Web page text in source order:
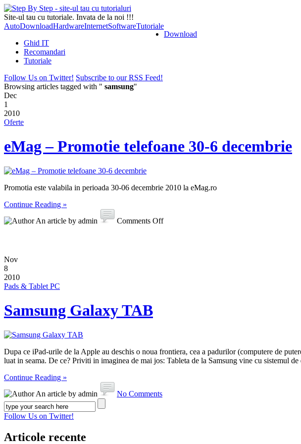
Site-ul tau cu tutoriale. Invata de la noi !!!
AutoDownloadHardwareInternetSoftwareTutoriale
Download
Ghid IT
Recomandari
Tutoriale
Follow Us on Twitter! Subscribe to our RSS Feed!
Browsing articles tagged with " samsung"
Dec
1
2010
Oferte
eMag – Promotie telefoane 30-6 decembrie
Promotia este valabila in perioada 30-06 decembrie 2010 la eMag.ro
Continue Reading »
An article by admin
Comments Off
Nov
8
2010
Pads & Tablet PC
Samsung Galaxy TAB
Dupa ce iPad-urile de la Apple au deschis o noua frontiera, cea a padurilor (computere de
luat in seama. De ce? Priviti in imaginea de mai jos: Tableta de la Samsung vine cu sistemul
Continue Reading »
An article by admin
No Comments
Follow Us on Twitter!
Articole recente